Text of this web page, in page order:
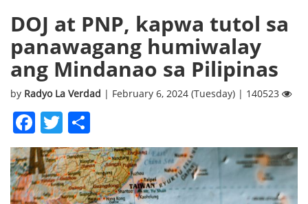
DOJ at PNP, kapwa tutol sa
panawagang humiwalay
ang Mindanao sa Pilipinas
by Radyo La Verdad | February 6, 2024 (Tuesday) | 140523
Facebook
Twitter